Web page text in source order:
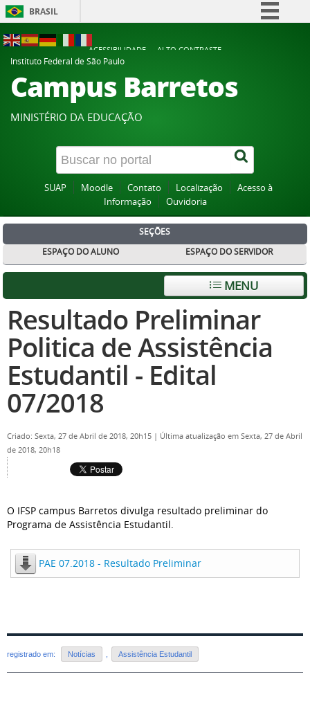
BRASIL
Participe
Acesso à informação
Canais
ACESSIBILIDADE
ALTO CONTRASTE
Instituto Federal de São Paulo
Campus Barretos
MINISTÉRIO DA EDUCAÇÃO
SUAP Moodle Contato Localização
Acesso à
Informação
Ouvidoria
SEÇÕES
ESPAÇO DO ALUNO
ESPAÇO DO SERVIDOR
MENU
Resultado Preliminar
Politica de Assistência
Estudantil - Edital
07/2018
Criado: Sexta, 27 de Abril de 2018, 20h15 | Última atualização em Sexta, 27 de Abril
de 2018, 20h18
O IFSP campus Barretos divulga resultado preliminar do
Programa de Assistência Estudantil.
PAE 07.2018 - Resultado Preliminar
registrado em: Notícias Assistência Estudantil